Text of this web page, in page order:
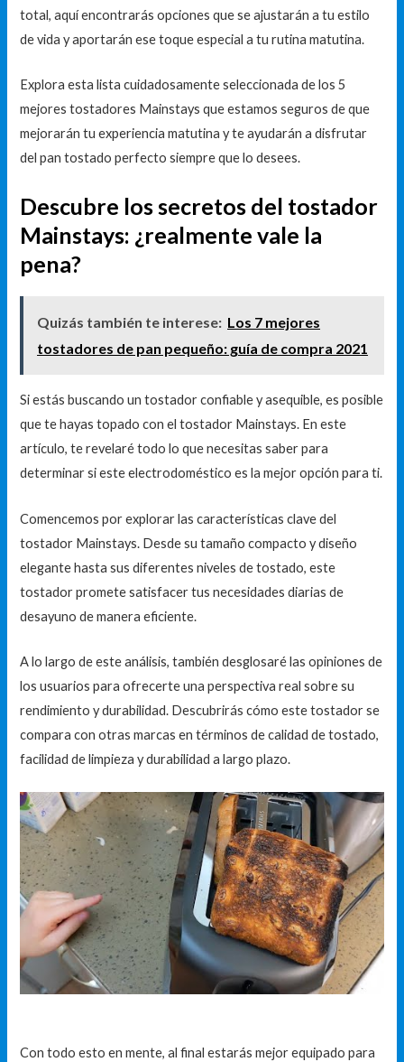
total, aquí encontrarás opciones que se ajustarán a tu estilo
de vida y aportarán ese toque especial a tu rutina matutina.
Explora esta lista cuidadosamente seleccionada de los 5
mejores tostadores Mainstays que estamos seguros de que
mejorarán tu experiencia matutina y te ayudarán a disfrutar
del pan tostado perfecto siempre que lo desees.
Descubre los secretos del tostador
Mainstays: ¿realmente vale la
pena?
Quizás también te interese: Los 7 mejores
tostadores de pan pequeño: guía de compra 2021
Si estás buscando un tostador confiable y asequible, es posible
que te hayas topado con el tostador Mainstays. En este
artículo, te revelaré todo lo que necesitas saber para
determinar si este electrodoméstico es la mejor opción para ti.
Comencemos por explorar las características clave del
tostador Mainstays. Desde su tamaño compacto y diseño
elegante hasta sus diferentes niveles de tostado, este
tostador promete satisfacer tus necesidades diarias de
desayuno de manera eficiente.
A lo largo de este análisis, también desglosaré las opiniones de
los usuarios para ofrecerte una perspectiva real sobre su
rendimiento y durabilidad. Descubrirás cómo este tostador se
compara con otras marcas en términos de calidad de tostado,
facilidad de limpieza y durabilidad a largo plazo.
Con todo esto en mente, al final estarás mejor equipado para